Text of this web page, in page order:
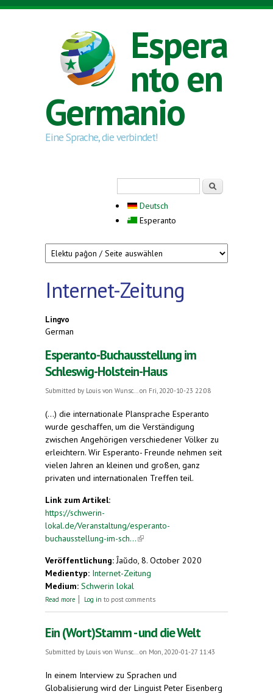
Skip to main content
Espera
nto en
Germanio
Eine Sprache, die verbindet!
Deutsch
Esperanto
Internet-Zeitung
Lingvo
German
Esperanto-Buchausstellung im
Schleswig-Holstein-Haus
Submitted by Louis von Wunsc... on Fri, 2020-10-23 22:08
(...) die internationale Plansprache Esperanto
wurde geschaffen, um die Verständigung
zwischen Angehörigen verschiedener Völker zu
erleichtern. Wir Esperanto- Freunde nehmen seit
vielen Jahren an kleinen und großen, ganz
privaten und internationalen Treffen teil.
Link zum Artikel:
https://schwerin-
lokal.de/Veranstaltung/esperanto-
buchausstellung-im-sch...(link is external)
Veröffentlichung: Ĵaŭdo, 8. October 2020
Medientyp: Internet-Zeitung
Medium: Schwerin lokal
Read more about Esperanto-Buchausstellung im Schleswig-
Log in to post comments
Ein (Wort)Stamm - und die Welt
Submitted by Louis von Wunsc... on Mon, 2020-01-27 11:43
In einem Interview zu Sprachen und
Globalisierung wird der Linguist Peter Eisenberg